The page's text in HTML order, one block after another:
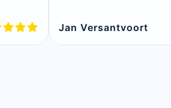
Jan Versantvoort